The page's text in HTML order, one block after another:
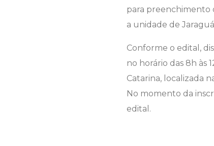
para preenchimento
a unidade de
Conforme o edital,
no horário das 8h às
Catarina, localizada
No momento da
edital.